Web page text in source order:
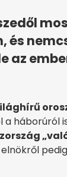
és
az
a háborúról
elnökről